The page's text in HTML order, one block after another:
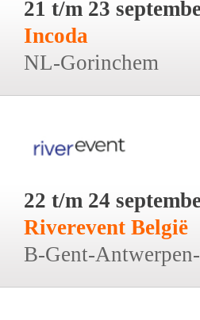
21 t/m 23
Incoda
NL-Gorinchem
22 t/m 24
Riverevent België
B-Gent-